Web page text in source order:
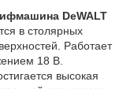
DeWALT
в столярных
Работает
18 В.
высокая